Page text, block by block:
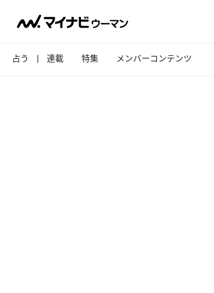
占う 連載 特集 メンバーコンテンツ